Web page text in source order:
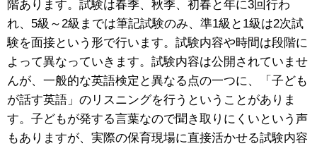
階あります。試験は春季、秋季、初春と年に3回行わ
れ、5級～2級までは筆記試験のみ、準1級と1級は2次試
験を面接という形で行います。試験内容や時間は段階に
よって異なっていきます。試験内容は公開されていませ
んが、一般的な英語検定と異なる点の一つに、「子ども
が話す英語」のリスニングを行うということがありま
す。子どもが発する言葉なので聞き取りにくいという声
もありますが、実際の保育現場に直接活かせる試験内容